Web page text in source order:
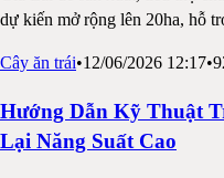
dự kiến mở rộng lên 20ha, hỗ
Cây ăn trái•12/06/2026 12:17•
Hướng Dẫn Kỹ Thuật
Lại Năng Suất Cao